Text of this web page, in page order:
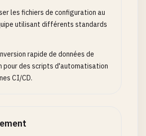
les fichiers de configuration au
utilisant différents standards
rapide de données de
pour des scripts d'automatisation
CI/CD.